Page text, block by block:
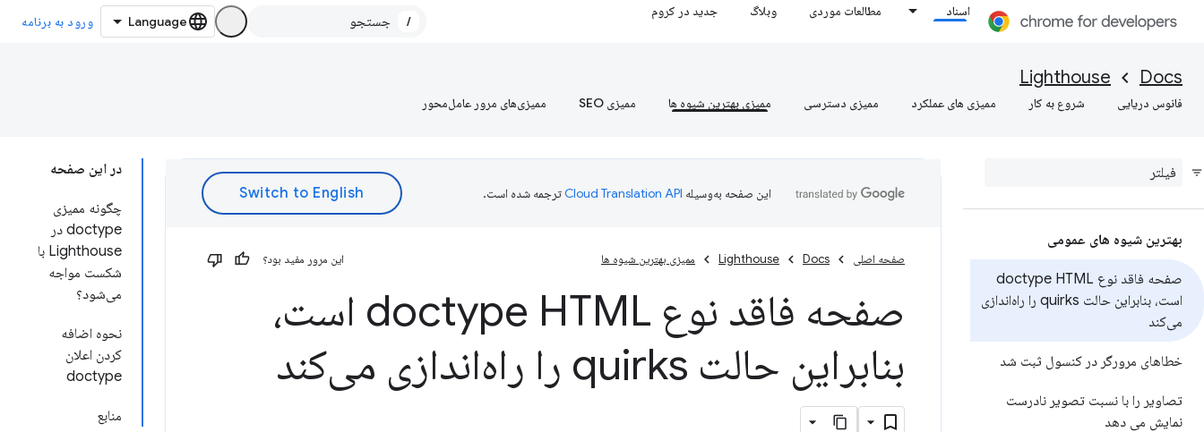
اسناد مطالعات موردی وبلاگ جدید در کروم
/ ورود به برنامه
Docs
Lighthouse
فانوس دریایی شروع به کار ممیزی های عملکرد ممیزی دسترسی ممیزی بهترین شیوه ها ممیزی SEO ممیزی‌های مرور عامل‌محور
بهترین شیوه های عمومی
صفحه فاقد نوع doctype HTML
است، بنابراین حالت quirks را راه‌اندازی
می‌کند
خطاهای مرورگر در کنسول ثبت شد
تصاویر را با نسبت تصویر نادرست
نمایش می دهد
در این صفحه
چگونه ممیزی
doctype در
Lighthouse با
شکست مواجه
می‌شود؟
نحوه اضافه
کردن اعلان
doctype
منابع
این صفحه به‌وسیله ترجمه شده است.
صفحه اصلی Docs
Lighthouse ممیزی بهترین شیوه ها این مرور مفید بود؟
صفحه فاقد نوع doctype HTML است،
بنابراین حالت quirks را راه‌اندازی می‌کند